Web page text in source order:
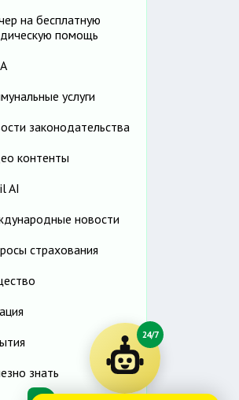
на бесплатную
помощь
услуги
законодательства
контенты
AI
новости
страхования
знать
24/7